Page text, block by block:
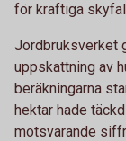
för kraftiga
Jordbruksverket
uppskattning av
beräkningarna
hektar hade
motsvarande